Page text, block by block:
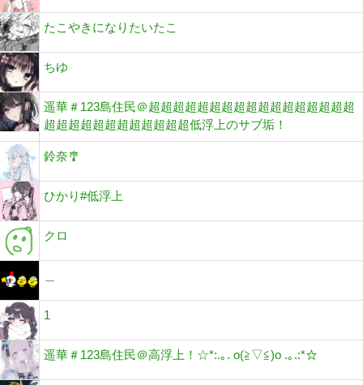
たこやきになりたいたこ
ちゆ
遥華＃123島住民＠超超超超超超超超超超超超超超超超超
超超超超超超超超超超超超低浮上のサブ垢！
鈴奈🎐
ひかり#低浮上
クロ
1
遥華＃123島住民＠高浮上！☆*:.｡. o(≧▽≦)o .｡.:*☆